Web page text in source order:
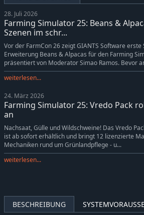
28. Juli 2026
Farming Simulator 25: Beans &
Szenen im schr...
Vor der FarmCon 26 zeigt GIANTS Software erste
Erweiterung Beans & Alpacas für den Farming
präsentiert von Moderator Simao Ramos. Bevor
weiterlesen...
24. März 2026
Farming Simulator 25: Vredo Pack
an
Nachsaat, Gülle und Wildschweine! Das Vredo
ist ab sofort erhältlich und bringt 12 lizenzierte
Mechaniken rund um Grünlandpflege - u...
weiterlesen...
BESCHREIBUNG